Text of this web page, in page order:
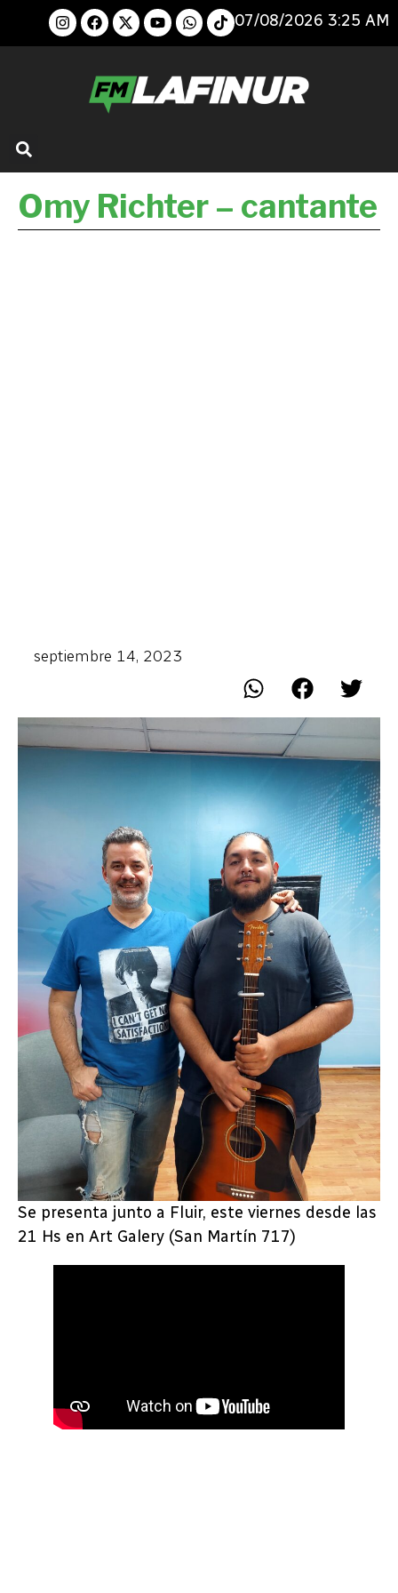
07/08/2026 3:25 AM
Omy Richter – cantante
septiembre 14, 2023
Se presenta junto a Fluir, este viernes desde las
21 Hs en Art Galery (San Martín 717)